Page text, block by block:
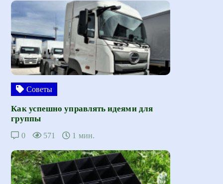
Советы
Как успешно управлять идеями для
группы
0 571 1 мин.